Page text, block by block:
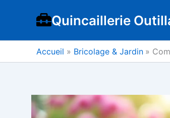
Quincaillerie
Accueil Bricolage & Jardin